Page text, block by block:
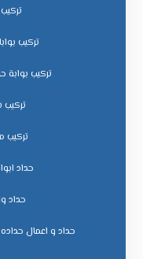
تركيب
تركيب بوابة
تركيب
تركيب
حداد
حداد
حداد و اعمال